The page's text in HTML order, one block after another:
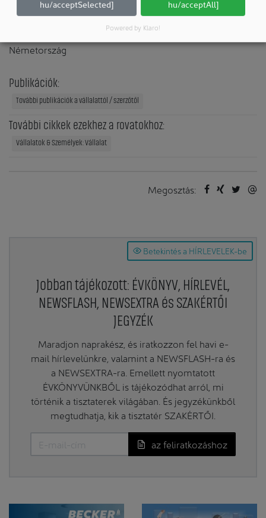
Vetter Pharma International GmbH
Németország
Publikációk:
További publikációk a vállalattól / szerzőtől
További cikkek ezekhez a rovatokhoz:
Vállalatok & Személyek: Vállalat
Megosztás:
Betekintés a HÍRLEVELEK-be
Jobban tájékozott: ÉVKÖNYV, HÍRLEVÉL,
NEWSFLASH, NEWSEXTRA és SZAKÉRTŐI
JEGYZÉK
Maradjon naprakész, és iratkozzon fel havi e-
mail hírlevelünkre, valamint a NEWSFLASH-ra és
a NEWSEXTRA-ra. Emellett nyomtatott
ÉVKÖNYVÜNKBŐL is tájékozódhat arról, mi
történik a tisztaterek világában. És jegyzékünkből
megtudhatja, kik a tisztatér SZAKÉRTŐI.
az feliratkozáshoz
hu/acceptSelected]
hu/acceptAll]
Powered by Klaro!